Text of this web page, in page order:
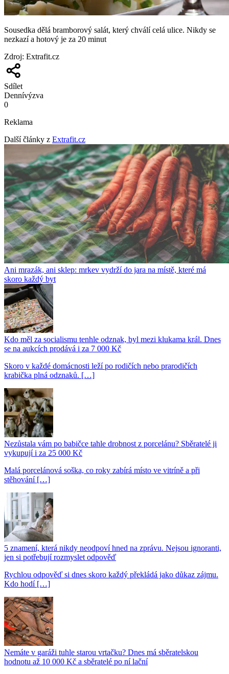
Sousedka dělá bramborový salát, který chválí celá ulice. Nikdy se
nezkazí a hotový je za 20 minut
Zdroj: Extrafit.cz
Sdílet
Dennívýzva
0
Reklama
Další články z Extrafit.cz
Ani mrazák, ani sklep: mrkev vydrží do jara na místě, které má
skoro každý byt
Kdo měl za socialismu tenhle odznak, byl mezi klukama král. Dnes
se na aukcích prodává i za 7 000 Kč
Skoro v každé domácnosti leží po rodičích nebo prarodičích
krabička plná odznaků. […]
Nezůstala vám po babičce tahle drobnost z porcelánu? Sběratelé ji
vykupují i za 25 000 Kč
Malá porcelánová soška, co roky zabírá místo ve vitríně a při
stěhování […]
5 znamení, která nikdy neodpoví hned na zprávu. Nejsou ignoranti,
jen si potřebují rozmyslet odpověď
Rychlou odpověď si dnes skoro každý překládá jako důkaz zájmu.
Kdo hodí […]
Nemáte v garáži tuhle starou vrtačku? Dnes má sběratelskou
hodnotu až 10 000 Kč a sběratelé po ní lační